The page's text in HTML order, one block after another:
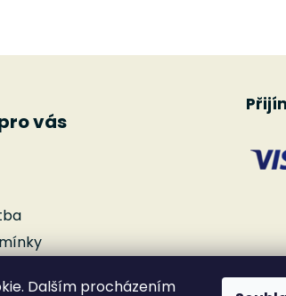
Dalším procházením
vás